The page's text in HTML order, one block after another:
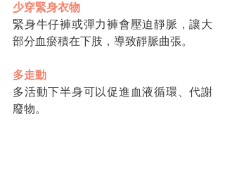
少穿緊身衣物
緊身牛仔褲或彈力褲會壓迫靜脈，讓大
部分血瘀積在下肢，導致靜脈曲張。
多走動
多活動下半身可以促進血液循環、代謝
廢物。